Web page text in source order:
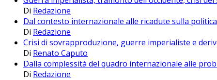
Di Redazione
Dal contesto internazionale alle ricadute sulla
Di Redazione
Crisi di sovrapproduzione, guerre imperialiste e
Di Renato Caputo
Dalla complessità del quadro internazionale alle
Di Redazione